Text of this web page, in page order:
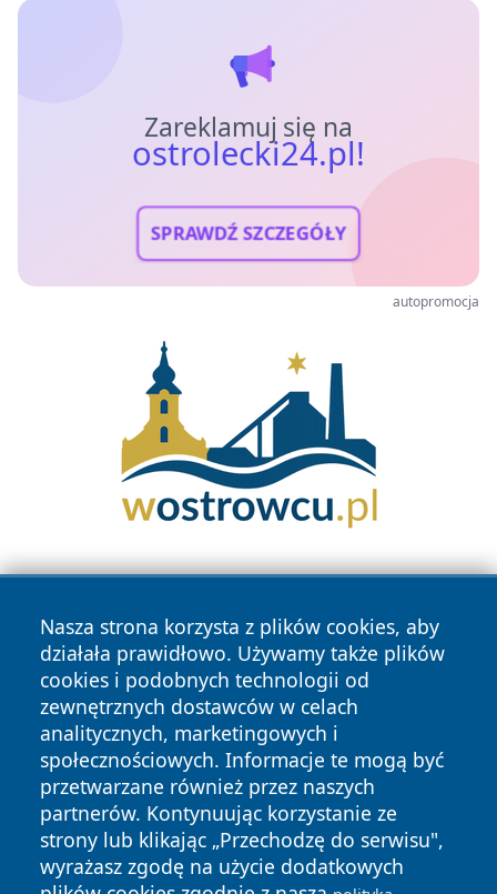
Zareklamuj się na
ostrolecki24.pl!
SPRAWDŹ SZCZEGÓŁY
autopromocja
Nasza strona korzysta z plików cookies, aby
działała prawidłowo. Używamy także plików
cookies i podobnych technologii od
zewnętrznych dostawców w celach
analitycznych, marketingowych i
społecznościowych. Informacje te mogą być
przetwarzane również przez naszych
partnerów. Kontynuując korzystanie ze
strony lub klikając „Przechodzę do serwisu",
wyrażasz zgodę na użycie dodatkowych
Copyright © 2026 ostrolecki24.pl Wszystkie prawa
zastrzeżone.
News Autorzy
Polityka
Prywatności
Polityka
Cookies